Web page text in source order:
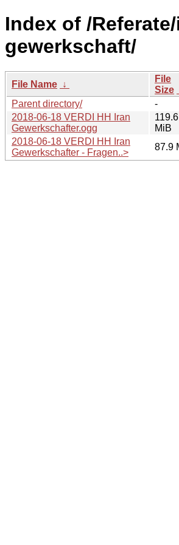
Index of /
gewerkschaft/
File Name ↓
File
Size
Parent directory/
-
2018-06-18 VERDI HH Iran
Gewerkschafter.ogg
119.6
MiB
2018-06-18 VERDI HH Iran
Gewerkschafter - Fragen..>
87.9